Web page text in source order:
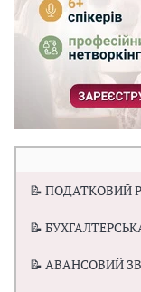
📝 ПОДАТКОВИЙ
📝
📝 АВАНСОВИЙ